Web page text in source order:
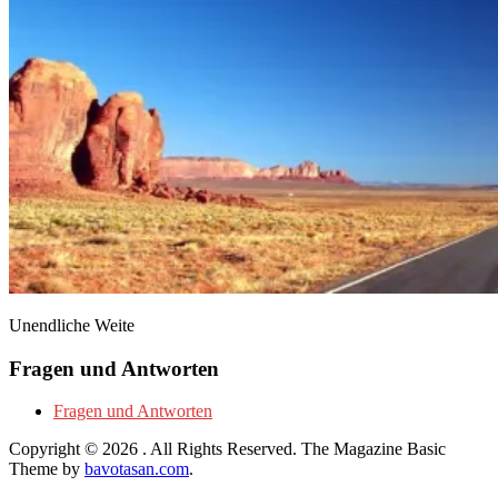
Unendliche Weite
Fragen und Antworten
Fragen und Antworten
Copyright © 2026 . All Rights Reserved. The Magazine Basic
Theme by bavotasan.com.